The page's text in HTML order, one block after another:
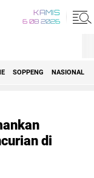
KAMIS
6 08 2026
SOPPENG NASIONAL
di